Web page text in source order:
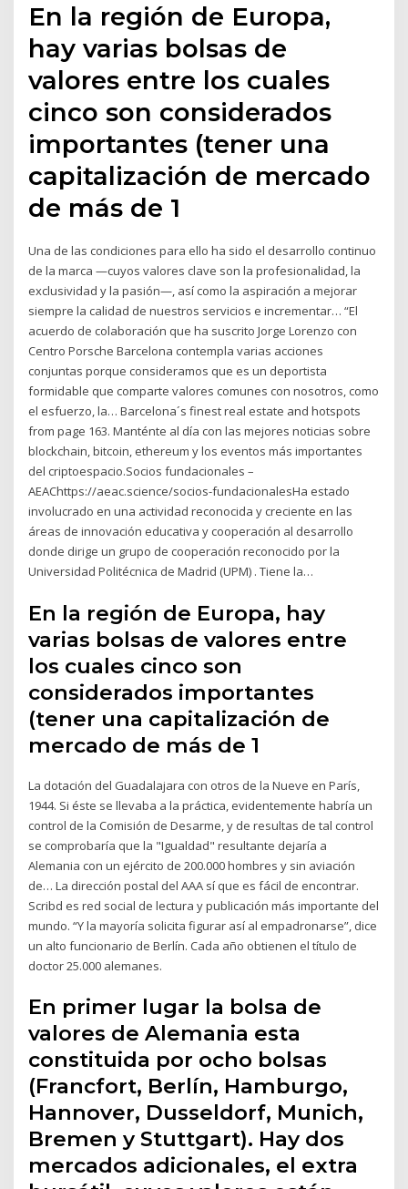
En la región de Europa,
hay varias bolsas de
valores entre los cuales
cinco son considerados
importantes (tener una
capitalización de mercado
de más de 1
Una de las condiciones para ello ha sido el desarrollo continuo
de la marca —cuyos valores clave son la profesionalidad, la
exclusividad y la pasión—, así como la aspiración a mejorar
siempre la calidad de nuestros servicios e incrementar… “El
acuerdo de colaboración que ha suscrito Jorge Lorenzo con
Centro Porsche Barcelona contempla varias acciones
conjuntas porque consideramos que es un deportista
formidable que comparte valores comunes con nosotros, como
el esfuerzo, la… Barcelona´s finest real estate and hotspots
from page 163. Manténte al día con las mejores noticias sobre
blockchain, bitcoin, ethereum y los eventos más importantes
del criptoespacio.Socios fundacionales –
AEAChttps://aeac.science/socios-fundacionalesHa estado
involucrado en una actividad reconocida y creciente en las
áreas de innovación educativa y cooperación al desarrollo
donde dirige un grupo de cooperación reconocido por la
Universidad Politécnica de Madrid (UPM) . Tiene la…
En la región de Europa, hay
varias bolsas de valores entre
los cuales cinco son
considerados importantes
(tener una capitalización de
mercado de más de 1
La dotación del Guadalajara con otros de la Nueve en París,
1944. Si éste se llevaba a la práctica, evidentemente habría un
control de la Comisión de Desarme, y de resultas de tal control
se comprobaría que la "Igualdad" resultante dejaría a
Alemania con un ejército de 200.000 hombres y sin aviación
de… La dirección postal del AAA sí que es fácil de encontrar.
Scribd es red social de lectura y publicación más importante del
mundo. “Y la mayoría solicita figurar así al empadronarse”, dice
un alto funcionario de Berlín. Cada año obtienen el título de
doctor 25.000 alemanes.
En primer lugar la bolsa de
valores de Alemania esta
constituida por ocho bolsas
(Francfort, Berlín, Hamburgo,
Hannover, Dusseldorf, Munich,
Bremen y Stuttgart). Hay dos
mercados adicionales, el extra